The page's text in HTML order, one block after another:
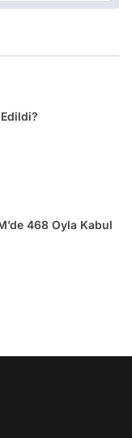
468 Oyla Kabul